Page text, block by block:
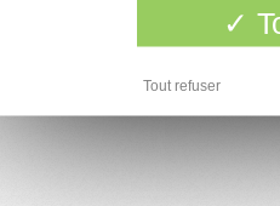
Tout refuser